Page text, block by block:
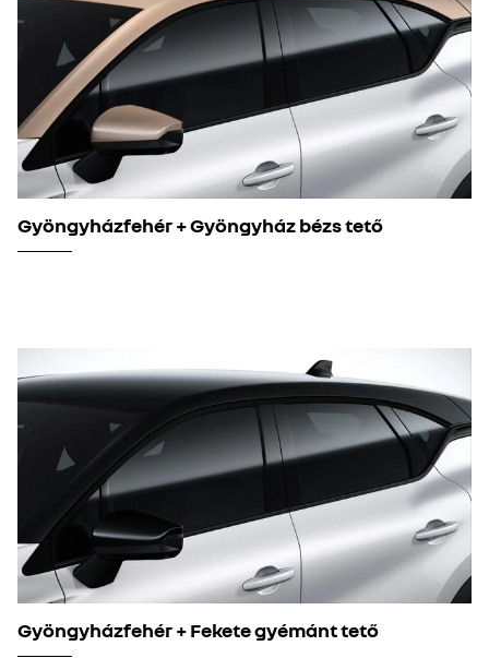
Gyöngyházfehér + Gyöngyház bézs tető​
Gyöngyházfehér + Fekete gyémánt tető